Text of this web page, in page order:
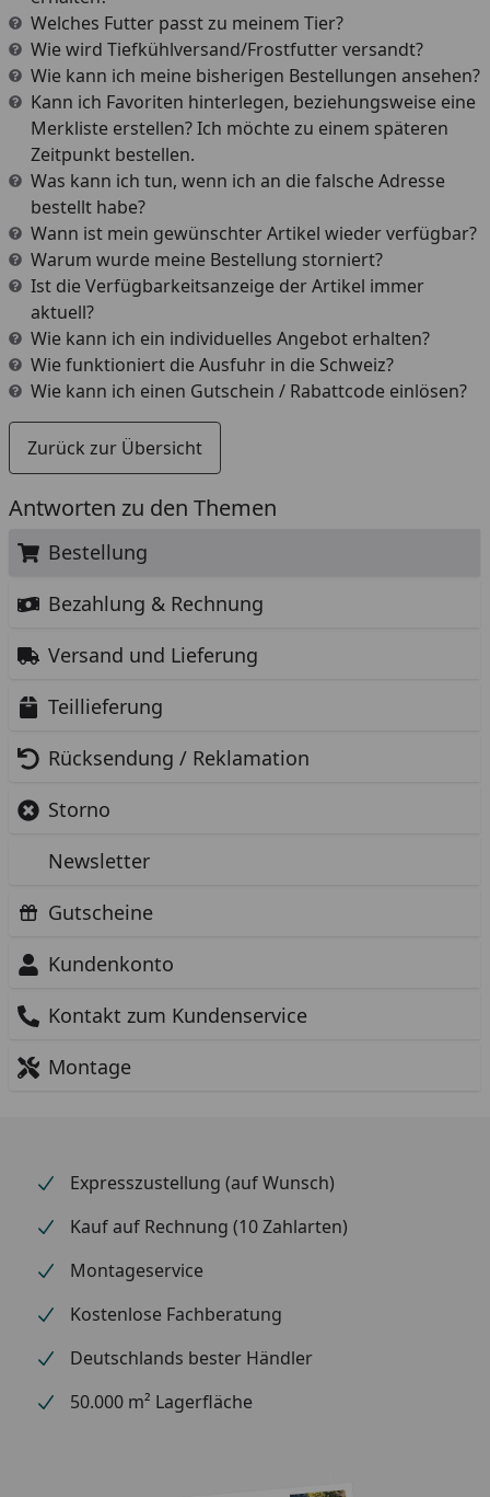
Antworten zu den Themen
Bestellung
Bezahlung & Rechnung
Versand und Lieferung
Teillieferung
Rücksendung / Reklamation
Storno
Newsletter
Gutscheine
Kundenkonto
Kontakt zum Kundenservice
Montage
Welches Futter passt zu meinem Tier?
Wie wird Tiefkühlversand/Frostfutter versandt?
Wie kann ich meine bisherigen Bestellungen ansehen?
Kann ich Favoriten hinterlegen, beziehungsweise eine
Merkliste erstellen? Ich möchte zu einem späteren
Zeitpunkt bestellen.
Was kann ich tun, wenn ich an die falsche Adresse
bestellt habe?
Wann ist mein gewünschter Artikel wieder verfügbar?
Warum wurde meine Bestellung storniert?
Ist die Verfügbarkeitsanzeige der Artikel immer
aktuell?
Wie kann ich ein individuelles Angebot erhalten?
Wie funktioniert die Ausfuhr in die Schweiz?
Wie kann ich einen Gutschein / Rabattcode einlösen?
Zurück zur Übersicht
Expresszustellung (auf Wunsch)
Kauf auf Rechnung (10 Zahlarten)
Montageservice
Kostenlose Fachberatung
Deutschlands bester Händler
50.000 m² Lagerfläche